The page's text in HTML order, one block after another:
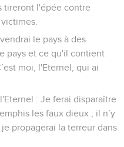
tireront l'épée contre
le pays à des
pays et ce qu'il contient
moi, l'Eternel, qui ai
: Je ferai disparaître
les faux dieux ; il n’y
propagerai la terreur dans